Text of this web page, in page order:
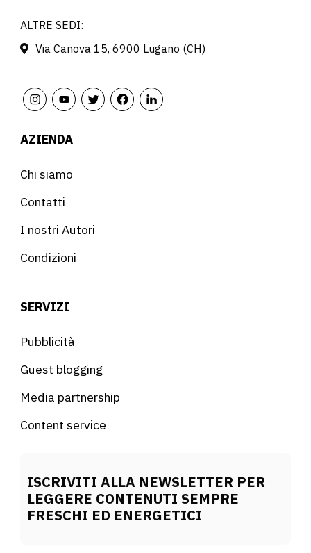
ALTRE SEDI:
Via Canova 15, 6900 Lugano (CH)
AZIENDA
Chi siamo
Contatti
I nostri Autori
Condizioni
SERVIZI
Pubblicità
Guest blogging
Media partnership
Content service
ISCRIVITI ALLA NEWSLETTER PER
LEGGERE CONTENUTI SEMPRE
FRESCHI ED ENERGETICI